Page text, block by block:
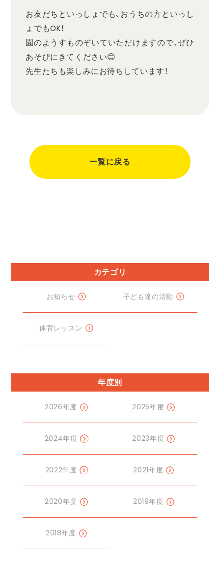
カテゴリ
お知らせ 子ども達の活動
体育レッスン
年度別
2026年度 2025年度
2024年度 2023年度
2022年度 2021年度
2020年度 2019年度
2018年度
お友だちといっしょでも、おうちの方といっし
ょでもOK！
園のようすものぞいていただけますので、ぜひ
あそびにきてください😊
先生たちも楽しみにお待ちしています！
一覧に戻る